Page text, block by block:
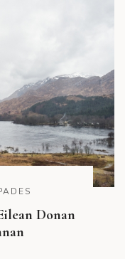
Donan